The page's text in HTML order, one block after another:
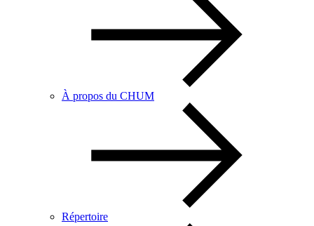
À propos du CHUM
Répertoire